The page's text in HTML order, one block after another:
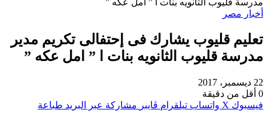
مدرسة قليوب الثانويه بنات ا ” امل عكه ”
أخبار مصر
تعليم قليوب يشارك فى إحتفالى تكريم مدير
مدرسة قليوب الثانويه بنات ا ” امل عكه ”
22 ديسمبر، 2017
0 أقل من دقيقة
فيسبوك ‫X واتساب تيلقرام ڤايبر مشاركة عبر البريد طباعة